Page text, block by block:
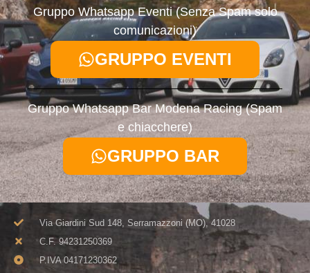
Gruppo Whatsapp Eventi (Senza Spam solo
comunicazioni)
GRUPPO EVENTI
Gruppo Whatsapp Bar Modena Racing (Spam
e chiacchere)
GRUPPO BAR
Via Giardini Sud 148, Serramazzoni (MO), 41028
C.F. 94231250369​
P.IVA 04171230362​